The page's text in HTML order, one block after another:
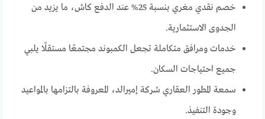
خصم نقدي مغري بنسبة 25% عند الدفع كاش، ما يزيد من
الجدوى الاستثمارية.
خدمات ومرافق متكاملة تجعل الكمبوند مجتمعًا مستقلًا يلبي
جميع احتياجات السكان.
سمعة المطور العقاري شركة إميرالد، المعروفة بالتزامها بالمواعيد
وجودة التنفيذ.